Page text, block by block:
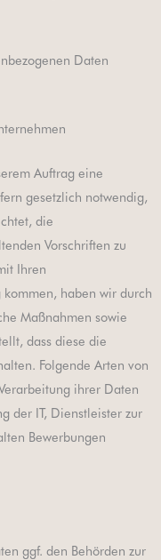
Daten
Auftrag eine
gesetzlich notwendig,
die
Vorschriften zu
Ihren
haben wir durch
Maßnahmen sowie
dass diese die
Folgende Arten von
ihrer Daten
der IT, Dienstleister zur
Bewerbungen
ggf. den Behörden zur